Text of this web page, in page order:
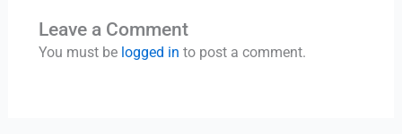
Leave a Comment
You must be logged in to post a comment.